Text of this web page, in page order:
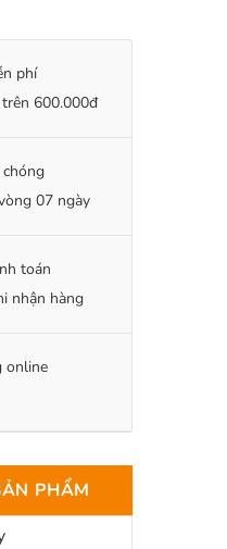
phí
600.000đ
07 ngày
toán
nhận hàng
online
PHẨM